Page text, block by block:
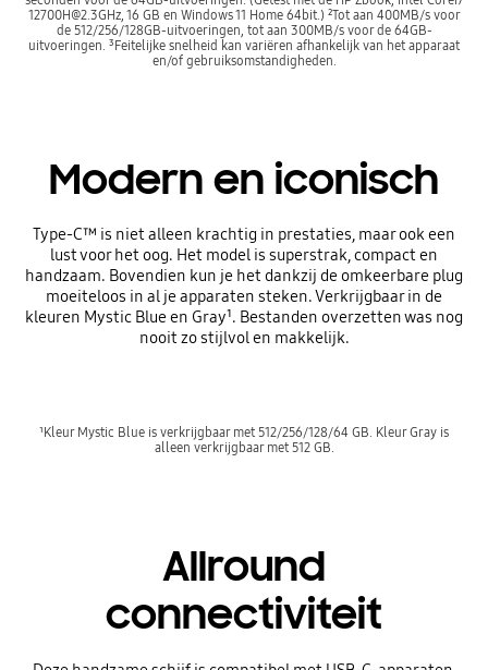
12700H@2.3GHz, 16 GB en Windows 11 Home 64bit.) ²Tot aan 400MB/s voor
de 512/256/128GB-uitvoeringen, tot aan 300MB/s voor de 64GB-
uitvoeringen. ³Feitelijke snelheid kan variëren afhankelijk van het apparaat
en/of gebruiksomstandigheden.
Modern en iconisch
Type-C™ is niet alleen krachtig in prestaties, maar ook een
lust voor het oog. Het model is superstrak, compact en
handzaam. Bovendien kun je het dankzij de omkeerbare plug
moeiteloos in al je apparaten steken. Verkrijgbaar in de
kleuren Mystic Blue en Gray¹. Bestanden overzetten was nog
nooit zo stijlvol en makkelijk.
¹Kleur Mystic Blue is verkrijgbaar met 512/256/128/64 GB. Kleur Gray is
alleen verkrijgbaar met 512 GB.
Allround
connectiviteit